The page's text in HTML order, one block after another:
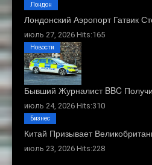
Лондонский Аэропорт Гатвик
июль 27, 2026 Hits:165
Лондон
Бывший Журналист BBC
июль 24, 2026 Hits:310
Новости
Китай Призывает
июль 23, 2026 Hits:228
Бизнес